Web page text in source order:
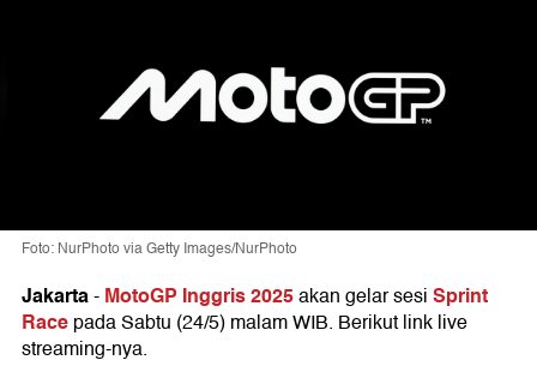
Foto: NurPhoto via Getty Images/NurPhoto
Jakarta-MotoGP Inggris 2025akan gelar sesiSprint
Racepada Sabtu (24/5) malam WIB. Berikut link live
streaming-nya.